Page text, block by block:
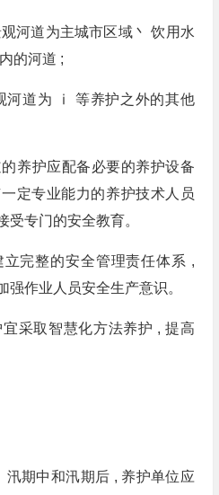
河道为主城市区域丶 饮用水
的河道 ;
河道为 ⅰ 等养护之外的其他
养护应配备必要的养护设备
定专业能力的养护技术人员
受专门的安全教育。
立完整的安全管理责任体系 ,
强作业人员安全生产意识。
采取智慧化方法养护 , 提高
汛期中和汛期后 , 养护单位应